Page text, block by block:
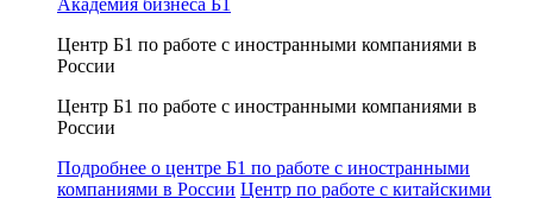
Академия бизнеса Б1
Центр Б1 по работе с иностранными компаниями в
России
Центр Б1 по работе с иностранными компаниями в
России
Подробнее о центре Б1 по работе с иностранными
компаниями в России Центр по работе с китайскими